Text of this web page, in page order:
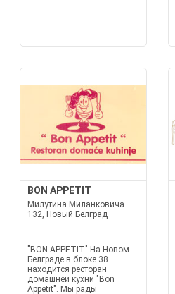
BON APPETIT
Милутина Миланковича
132, Новый Белград
"BON APPETIT" На Новом
Белграде в блоке 38
находится ресторан
домашней кухни "Bon
Appetit". Мы рады